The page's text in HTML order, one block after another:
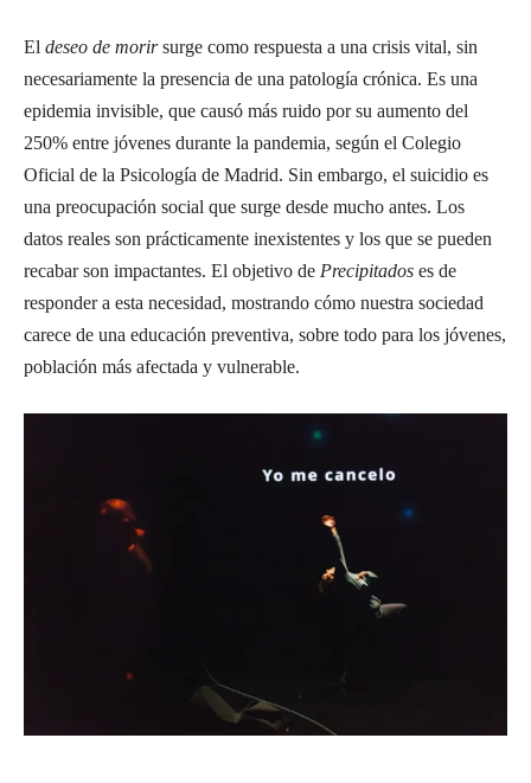
El deseo de morirsurge como respuesta a una crisis vital, sin
necesariamente la presencia de una patología crónica. Es una
epidemia invisible, que causó más ruido por su aumento del
250% entre jóvenes durante la pandemia, según el Colegio
Oficial de la Psicología de Madrid. Sin embargo, el suicidio es
una preocupación social que surge desde mucho antes. Los
datos reales son prácticamente inexistentes y los que se pueden
recabar son impactantes. El objetivo de Precipitados es de
responder a esta necesidad, mostrando cómo nuestra sociedad
carece de una educación preventiva, sobre todo para los jóvenes,
población más afectada y vulnerable.